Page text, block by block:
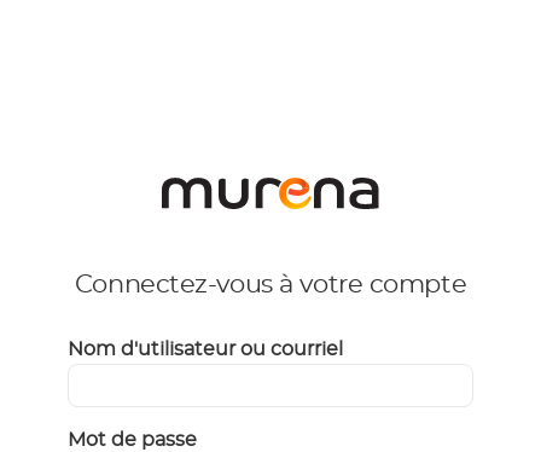
Connectez-vous à votre compte
Nom d'utilisateur ou courriel
Mot de passe